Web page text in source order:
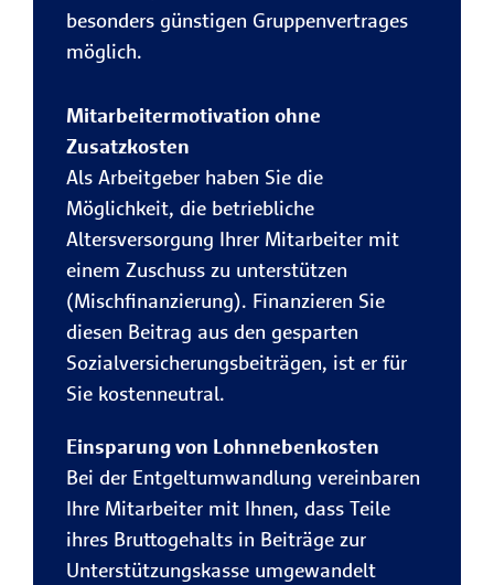
besonders günstigen Gruppenvertrages
möglich.
Mitarbeitermotivation ohne
Zusatzkosten
Als Arbeitgeber haben Sie die
Möglichkeit, die betriebliche
Altersversorgung Ihrer Mitarbeiter mit
einem Zuschuss zu unterstützen
(Mischfinanzierung). Finanzieren Sie
diesen Beitrag aus den gesparten
Sozialversicherungsbeiträgen, ist er für
Sie kostenneutral.
Einsparung von Lohnnebenkosten
Bei der Entgeltumwandlung vereinbaren
Ihre Mitarbeiter mit Ihnen, dass Teile
ihres Bruttogehalts in Beiträge zur
Unterstützungskasse umgewandelt